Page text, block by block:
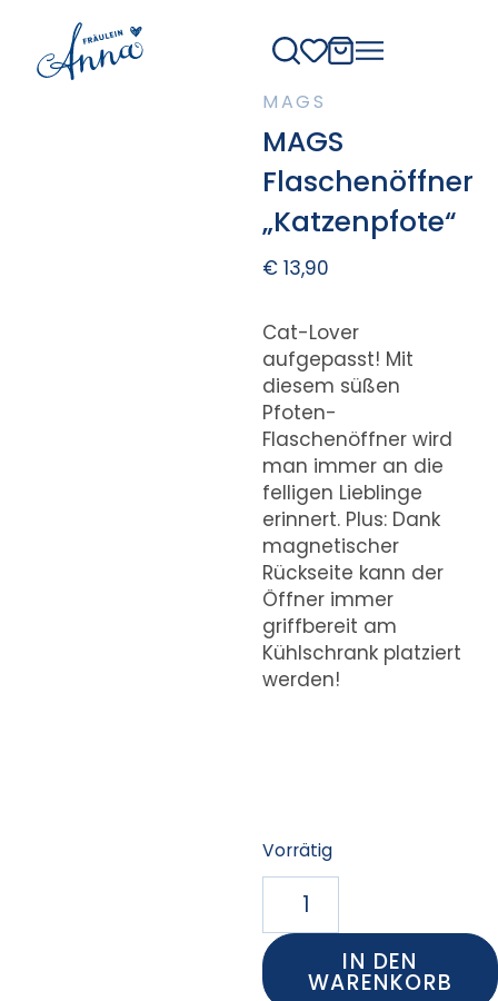
MAGS
MAGS
Flaschenöffner
„Katzenpfote“
€13,90
Cat-Lover
aufgepasst! Mit
diesem süßen
Pfoten-
Flaschenöffner wird
man immer an die
felligen Lieblinge
erinnert. Plus: Dank
magnetischer
Rückseite kann der
Öffner immer
griffbereit am
Kühlschrank platziert
werden!
Vorrätig
IN DEN
WARENKORB